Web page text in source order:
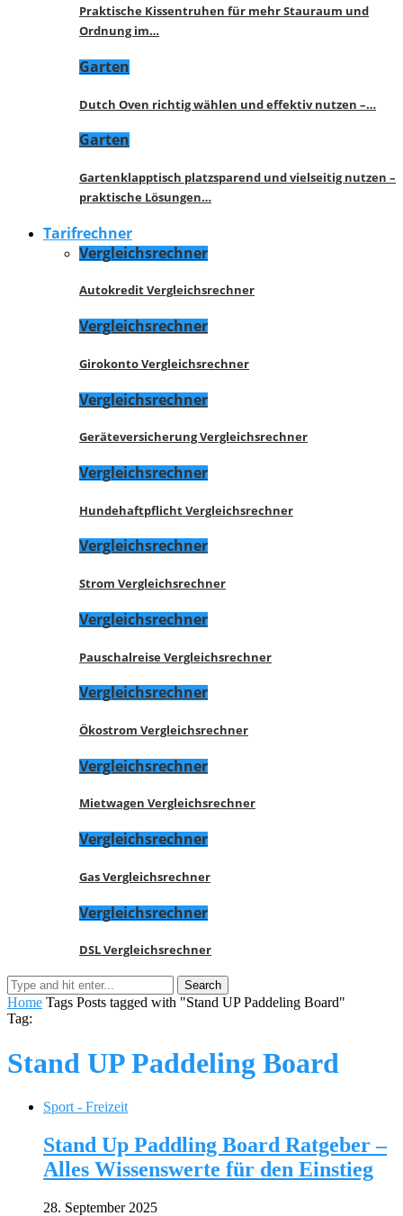
Praktische Kissentruhen für mehr Stauraum und
Ordnung im…
Garten
Dutch Oven richtig wählen und effektiv nutzen –…
Garten
Gartenklapptisch platzsparend und vielseitig nutzen –
praktische Lösungen…
Tarifrechner
Vergleichsrechner
Autokredit Vergleichsrechner
Vergleichsrechner
Girokonto Vergleichsrechner
Vergleichsrechner
Geräteversicherung Vergleichsrechner
Vergleichsrechner
Hundehaftpflicht Vergleichsrechner
Vergleichsrechner
Strom Vergleichsrechner
Vergleichsrechner
Pauschalreise Vergleichsrechner
Vergleichsrechner
Ökostrom Vergleichsrechner
Vergleichsrechner
Mietwagen Vergleichsrechner
Vergleichsrechner
Gas Vergleichsrechner
Vergleichsrechner
DSL Vergleichsrechner
Home Tags Posts tagged with "Stand UP Paddeling Board"
Tag:
Stand UP Paddeling Board
Sport - Freizeit
Stand Up Paddling Board Ratgeber –
Alles Wissenswerte für den Einstieg
28. September 2025